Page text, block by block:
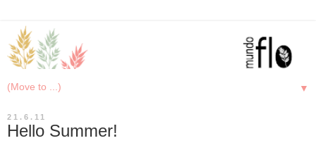
▼
21.6.11
Hello Summer!